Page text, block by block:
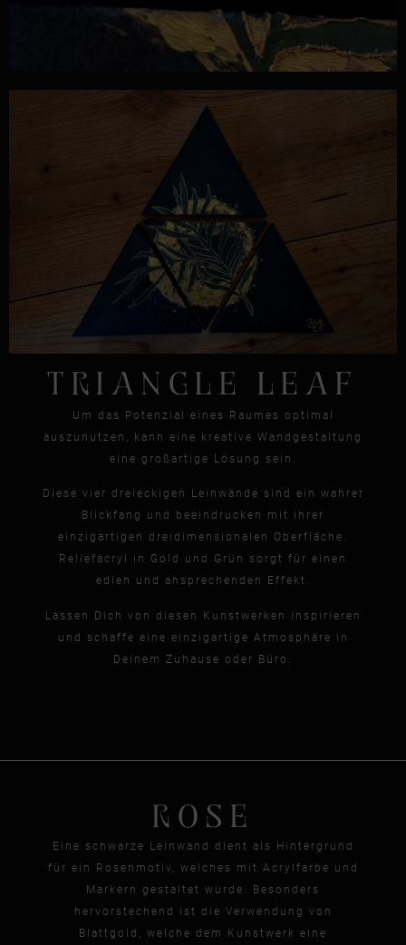
TRIANGLE LEAF
Um das Potenzial eines Raumes optimal
auszunutzen, kann eine kreative Wandgestaltung
eine großartige Lösung sein.
Diese vier dreieckigen Leinwände sind ein wahrer
Blickfang und beeindrucken mit ihrer
einzigartigen dreidimensionalen Oberfläche.
Reliefacryl in Gold und Grün sorgt für einen
edlen und ansprechenden Effekt.
Lassen Dich von diesen Kunstwerken inspirieren
und schaffe eine einzigartige Atmosphäre in
Deinem Zuhause oder Büro.
ROSE
Eine schwarze Leinwand dient als Hintergrund
für ein Rosenmotiv, welches mit Acrylfarbe und
Markern gestaltet wurde. Besonders
hervorstechend ist die Verwendung von
Blattgold, welche dem Kunstwerk eine